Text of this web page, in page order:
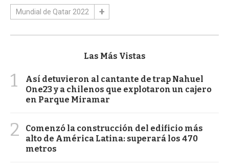
Mundial de Qatar 2022
Las Más Vistas
1
Así detuvieron al cantante de trap Nahuel
One23 y a chilenos que explotaron un cajero
en Parque Miramar
2
Comenzó la construcción del edificio más
alto de América Latina: superará los 470
metros